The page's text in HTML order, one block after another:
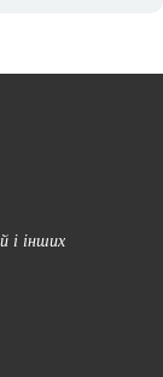
і інших